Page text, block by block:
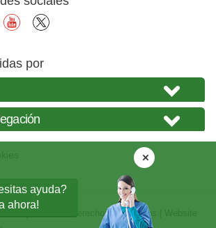
ayuda?
ahora!
youtube
por
| Todos los derechos reservados | Website